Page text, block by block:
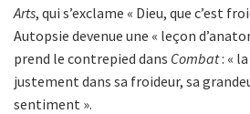
Arts, qui s’exclame « Dieu, que c’est
Autopsie devenue une « leçon
prend le contrepied dans Combat: «
justement dans sa froideur, sa
sentiment ».